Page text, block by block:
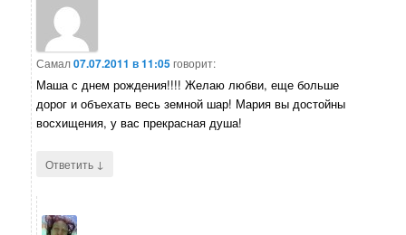
Самал07.07.2011 в 11:05говорит:
Маша с днем рождения!!!! Желаю любви, еще больше
дорог и объехать весь земной шар! Мария вы достойны
восхищения, у вас прекрасная душа!
Ответить ↓